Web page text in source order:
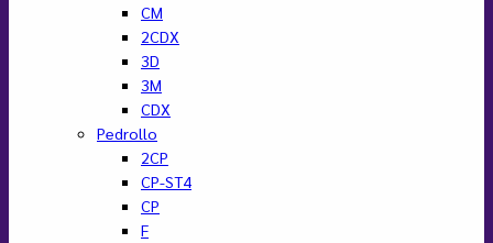
CM
2CDX
3D
3M
CDX
Pedrollo
2CP
CP-ST4
CP
F